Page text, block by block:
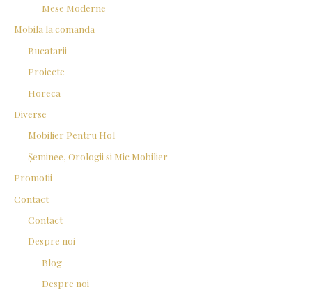
Mese Moderne
Mobila la comanda
Bucatarii
Proiecte
Horeca
Diverse
Mobilier Pentru Hol
Șeminee, Orologii si Mic Mobilier
Promotii
Contact
Contact
Despre noi
Blog
Despre noi